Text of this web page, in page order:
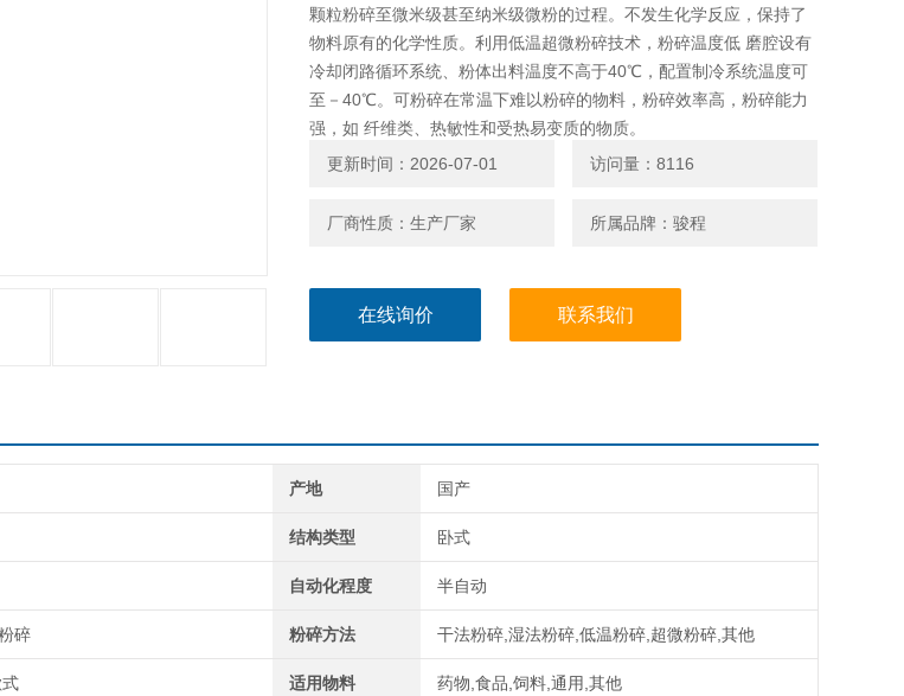
颗粒粉碎至微米级甚至纳米级微粉的过程。不发生化学反应，保持了
物料原有的化学性质。利用低温超微粉碎技术，粉碎温度低 磨腔设有
冷却闭路循环系统、粉体出料温度不高于40℃，配置制冷系统温度可
至－40℃。可粉碎在常温下难以粉碎的物料，粉碎效率高，粉碎能力
强，如 纤维类、热敏性和受热易变质的物质。
更新时间：2026-07-01
访问量：8116
厂商性质：生产厂家 所属品牌：骏程
在线询价 联系我们
产地 国产
结构类型 卧式
自动化程度 半自动
碎 粉碎方法 干法粉碎,湿法粉碎,低温粉碎,超微粉碎,其他
适用物料 药物,食品,饲料,通用,其他